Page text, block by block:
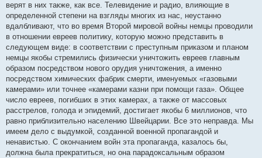
верят в них также, как все. Телевидение и радио, влияющие в
определенной степени на взгляды многих из нас, неустанно
вдалбливают, что во время Второй мировой войны немцы проводили
в отношении евреев политику, которую можно представить в
следующем виде: в соответствии с преступным приказом и планом
немцы якобы стремились физически уничтожить евреев главным
образом посредством нового орудия уничтожения, а именно
посредством химических фабрик смерти, именуемых «газовыми
камерами» или точнее «камерами казни при помощи газа». Общее
число евреев, погибших в этих камерах, а также от массовых
расстрелов, голода и эпидемий, достигает якобы 6 миллионов, что
равно приблизительно населению Швейцарии. Все это неправда. Мы
имеем дело с выдумкой, созданной военной пропагандой и
ненавистью. С окончанием войн эта пропаганда, казалось бы,
должна была прекратиться, но она парадоксальным образом